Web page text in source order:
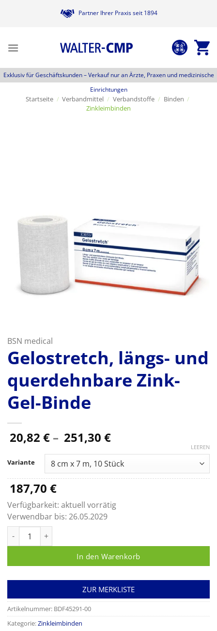
Partner Ihrer Praxis seit 1894
Exklusiv für Geschäftskunden –Verkauf nur an Ärzte, Praxen und medizinische
Einrichtungen
Startseite / Verbandmittel / Verbandstoffe / Binden /
Zinkleimbinden
BSN medical
Gelostretch, längs- und
querdehnbare Zink-
Gel-Binde
20,82 € – 251,30 €Preisspanne:
bis
251,30 €
Variante
LEEREN
187,70 €
Verfügbarkeit: aktuell vorrätig
Verwendbar bis: 26.05.2029
In den Warenkorb
ZUR MERKLISTE
Artikelnummer: BDF45291-00
Kategorie:Zinkleimbinden